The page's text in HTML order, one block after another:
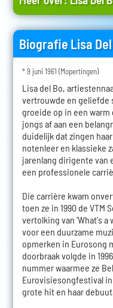
Biografie Lisa
* 9 juni 1961 (Mopertingen)
Lisa del Bo,
vertrouwde en geliefde
groeide op in een warm
jongs af aan een
duidelijk dat zingen
notenleer en klassieke
jarenlang dirigente van
een professionele
Die carrière kwam
toen ze in 1990 de VTM
vertolking van 'What's a
voor een duurzame
opmerken in Eurosong
doorbraak volgde in
nummer waarmee ze
Eurovisiesongfestival
grote hit en haar